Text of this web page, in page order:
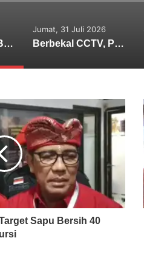
Senin, 27 Juli 2026
Sapu Bersih 40